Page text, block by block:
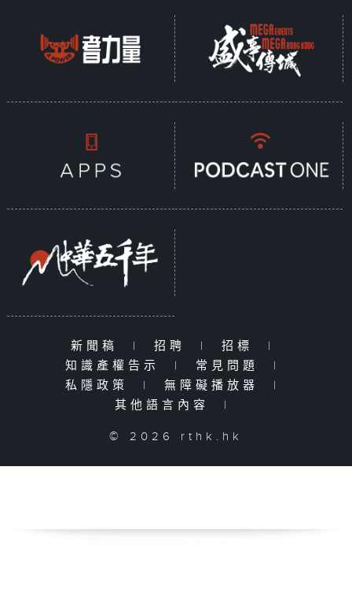
新聞稿 | 招聘 | 招標
|
知識產權告示
| 常見問題
|
私隱政策
| 無障礙播放器
|
其他語言內容
|
© 2026 rthk.hk